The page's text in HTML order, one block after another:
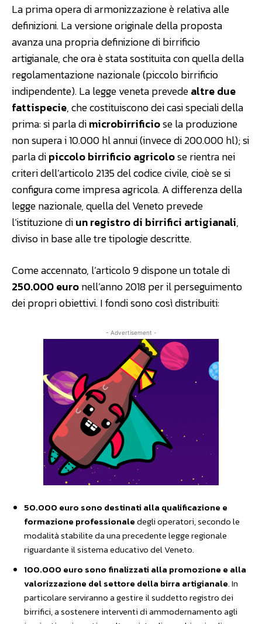
La prima opera di armonizzazione è relativa alle
definizioni. La versione originale della proposta
avanza una propria definizione di birrificio
artigianale, che ora è stata sostituita con quella della
regolamentazione nazionale (piccolo birrificio
indipendente). La legge veneta prevedealtre due
fattispecie, che costituiscono dei casi speciali della
prima: si parla dimicrobirrificiose la produzione
non supera i 10.000 hl annui (invece di 200.000 hl); si
parla dipiccolo birrificio agricolose rientra nei
criteri dell’articolo 2135 del codice civile, cioè se si
configura come impresa agricola. A differenza della
legge nazionale, quella del Veneto prevede
l’istituzione diun registro di birrifici artigianali,
diviso in base alle tre tipologie descritte.
Come accennato, l’articolo 9 dispone un totale di
250.000 euronell’anno 2018 per il perseguimento
dei propri obiettivi. I fondi sono così distribuiti:
- Advertisement -
50.000 euro sono destinati alla qualificazione e
formazione professionaledegli operatori, secondo le
modalità stabilite da una precedente legge regionale
riguardante il sistema educativo del Veneto.
100.000 euro sono finalizzati alla promozione e alla
valorizzazione del settore della birra artigianale. In
particolare serviranno a gestire il suddetto registro dei
birrifici, a sostenere interventi di ammodernamento agli